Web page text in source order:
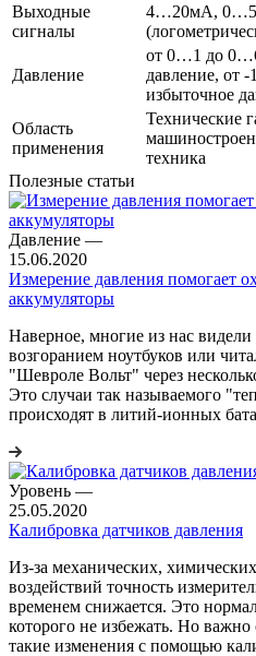
Выходные
сигналы
4…20мА,
Давление
от 0…1 до
давление, от
избыточное
Область
применения
Технические
техника
Полезные статьи
Давление —
15.06.2020
Измерение давления помогает
аккумуляторы
Наверное, многие из нас
возгоранием ноутбуков или
"Шевроле Вольт" через
Это случаи так называемого
происходят в литий-ионных
Уровень —
25.05.2020
Калибровка датчиков давления
Из-за механических,
воздействий точность
временем снижается. Это
которого не избежать. Но важно
такие изменения с помощью